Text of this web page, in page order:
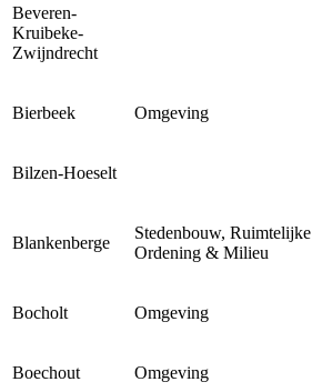
Beveren-
Kruibeke-
Zwijndrecht
Bierbeek Omgeving
Bilzen-Hoeselt
Blankenberge
Stedenbouw, Ruimtelijke
Ordening & Milieu
Bocholt Omgeving
Boechout Omgeving